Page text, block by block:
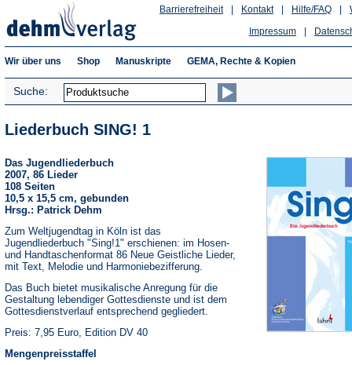
Hilfe/FAQ
Kontakt
Barrierefreiheit
Impressum
Wir über uns Shop Manuskripte GEMA, Rechte & Kopien
Suche:
Liederbuch SING! 1
Das Jugendliederbuch
2007, 86 Lieder
108 Seiten
10,5 x 15,5 cm, gebunden
Hrsg.: Patrick Dehm
Zum Weltjugendtag in Köln ist das
Jugendliederbuch "Sing!1" erschienen: im Hosen-
und Handtaschenformat 86 Neue Geistliche Lieder,
mit Text, Melodie und Harmoniebezifferung.
Das Buch bietet musikalische Anregung für die
Gestaltung lebendiger Gottesdienste und ist dem
Gottesdienstverlauf entsprechend gegliedert.
Preis: 7,95 Euro, Edition DV 40
Mengenpreisstaffel